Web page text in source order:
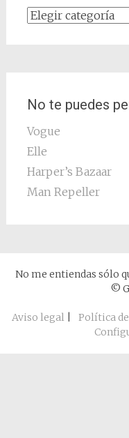
Categorías
No te puedes
Vogue
Elle
Harper’s Bazaar
Man Repeller
No me entiendas sólo
©
Aviso legal| Política